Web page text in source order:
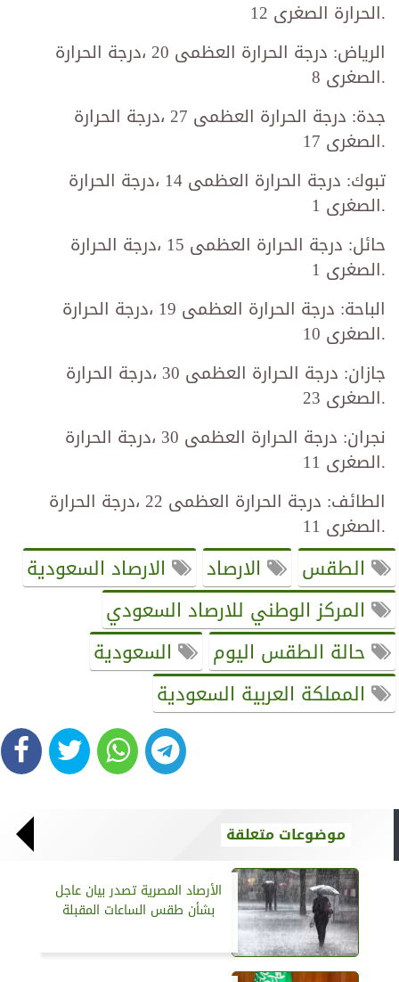
الحرارة الصغرى 12.
الرياض: درجة الحرارة العظمى 20 ،درجة الحرارة
الصغرى 8.
جدة: درجة الحرارة العظمى 27 ،درجة الحرارة
الصغرى 17.
تبوك: درجة الحرارة العظمى 14 ،درجة الحرارة
الصغرى 1.
حائل: درجة الحرارة العظمى 15 ،درجة الحرارة
الصغرى 1.
الباحة: درجة الحرارة العظمى 19 ،درجة الحرارة
الصغرى 10.
جازان: درجة الحرارة العظمى 30 ،درجة الحرارة
الصغرى 23.
نجران: درجة الحرارة العظمى 30 ،درجة الحرارة
الصغرى 11.
الطائف: درجة الحرارة العظمى 22 ،درجة الحرارة
الصغرى 11.
الطقس الارصاد
الارصاد السعودية
المركز الوطني للارصاد السعودي
حالة الطقس اليوم
السعودية
المملكة العربية السعودية
موضوعات متعلقة
الأرصاد المصرية تصدر بيان عاجل
بشأن طقس الساعات المقبلة